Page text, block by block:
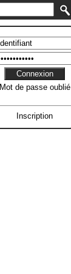
Mot de passe oublié
Inscription